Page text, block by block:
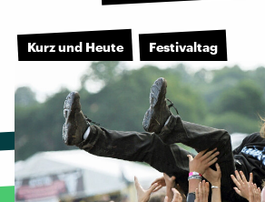
Kurz und Heute Festivaltag